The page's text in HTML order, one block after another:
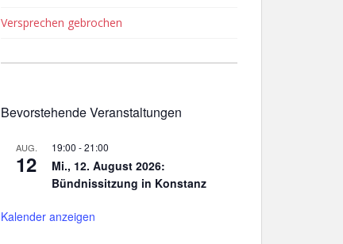
Versprechen gebrochen
Bevorstehende Veranstaltungen
AUG.
12
19:00 -21:00
Mi., 12. August 2026:
Bündnissitzung in Konstanz
Kalender anzeigen